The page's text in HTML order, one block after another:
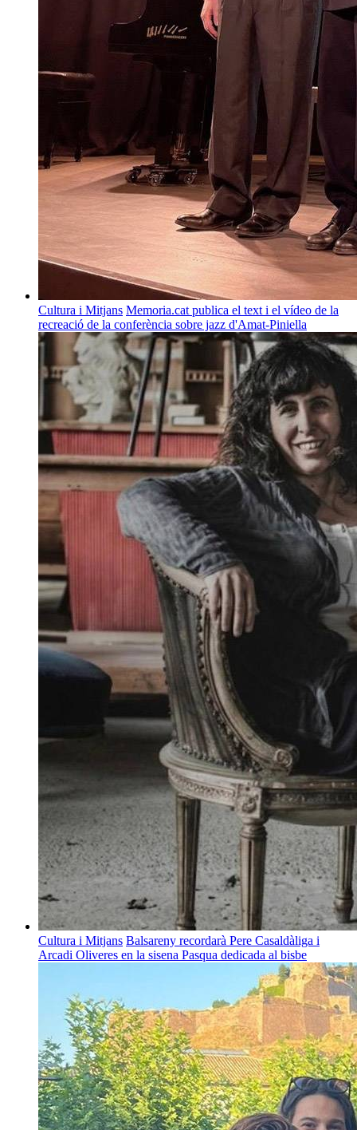
Cultura i Mitjans Memoria.cat publica el text i el vídeo de la
recreació de la conferència sobre jazz d'Amat-Piniella
Cultura i Mitjans Balsareny recordarà Pere Casaldàliga i
Arcadi Oliveres en la sisena Pasqua dedicada al bisbe